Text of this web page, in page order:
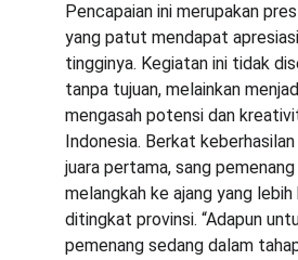
Pencapaian ini merupakan
yang patut mendapat
tingginya. Kegiatan ini tidak
tanpa tujuan, melainkan
mengasah potensi dan
Indonesia. Berkat
juara pertama, sang
melangkah ke ajang yang
ditingkat provinsi. “Adapun
pemenang sedang dalam